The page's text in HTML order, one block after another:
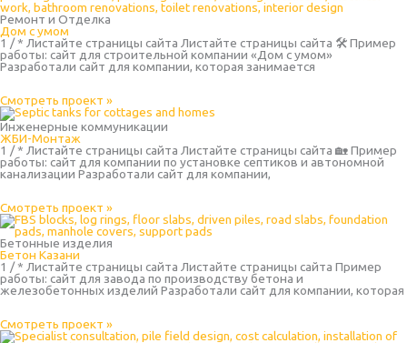
Ремонт и Отделка
Дом с умом
1 / * Листайте страницы сайта Листайте страницы сайта 🛠 Пример
работы: сайт для строительной компании «Дом с умом»
Разработали сайт для компании, которая занимается
Смотреть проект »
Инженерные коммуникации
ЖБИ-Монтаж
1 / * Листайте страницы сайта Листайте страницы сайта 🏡 Пример
работы: сайт для компании по установке септиков и автономной
канализации Разработали сайт для компании,
Смотреть проект »
Бетонные изделия
Бетон Казани
1 / * Листайте страницы сайта Листайте страницы сайта Пример
работы: сайт для завода по производству бетона и
железобетонных изделий Разработали сайт для компании, которая
Смотреть проект »